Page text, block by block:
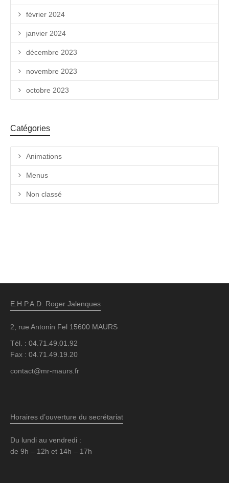
février 2024
janvier 2024
décembre 2023
novembre 2023
octobre 2023
Catégories
Animations
Menus
Non classé
E.H.P.A.D. Roger Jalenques
2, rue Antonin Fel 15600 MAURS
Tél. : 04.71.49.01.92
Fax : 04.71.49.19.20
contact@mr-maurs.fr
Horaires d’ouverture du secrétariat
Du lundi au vendredi :
de 9h – 12h et 14h – 17h